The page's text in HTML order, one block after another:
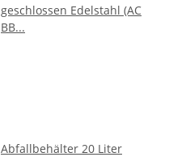
Abfallbehälter 20 Liter